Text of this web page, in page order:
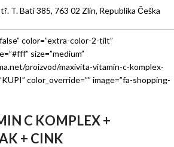
T. Bati 385, 763 02 Zlín, Republika Češka
color=”extra-color-2-tilt”
size=”medium”
proizvod/maxivita-vitamin-c-komplex-
color_override=”” image=”fa-shopping-
C KOMPLEX +
+ CINK